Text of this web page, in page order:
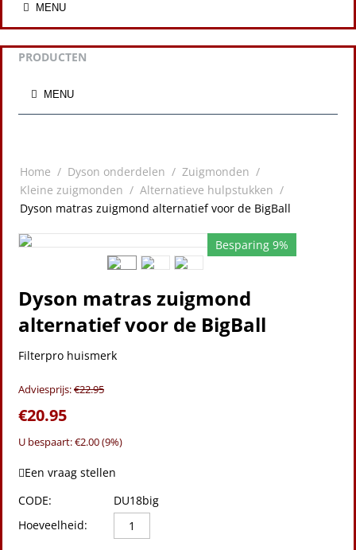
MENU
PRODUCTEN
MENU
Home / Dyson onderdelen / Zuigmonden /
Kleine zuigmonden / Alternatieve hulpstukken /
Dyson matras zuigmond alternatief voor de BigBall
Besparing 9%
Dyson matras zuigmond
alternatief voor de BigBall
Filterpro huismerk
Adviesprijs:€22.95
€20.95
U bespaart: €2.00(9%)
Een vraag stellen
CODE:
DU18big
Hoeveelheid: